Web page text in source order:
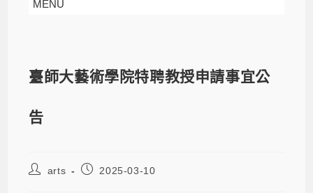
MENU
臺師大藝術學院特聘教授申請事宜公
告
arts 2025-03-10